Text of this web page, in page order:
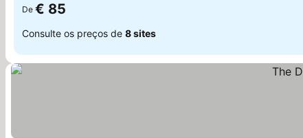
De € 85
Consulte os preços de 8 sites